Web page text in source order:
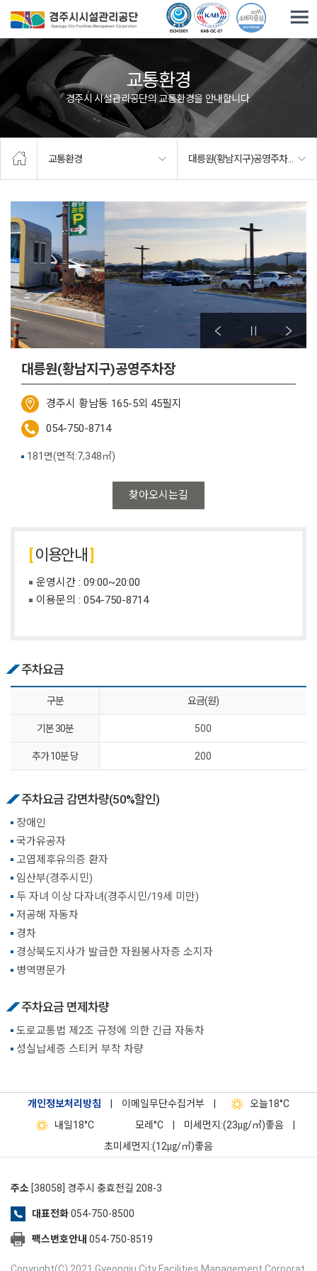
교통환경
경주시 시설관리공단의 교통환경을 안내합니다.
교통환경 대릉원(황남지구)공영주차장
대릉원(황남지구)공영주차장
경주시 황남동 165-5외 45필지
054-750-8714
찾아오시는길
181면(면적:7,348㎡)
이용안내
운영시간 : 09:00~20:00
이용문의 : 054-750-8714
주차요금
구분 요금(원)
기본 30분 500
추가 10분 당 200
주차요금 감면차량(50%할인)
장애인
국가유공자
고엽제후유의증 환자
임산부(경주시민)
두 자녀 이상 다자녀(경주시민/19세 미만)
저공해 자동차
경차
경상북도지사가 발급한 자원봉사자증 소지자
병역명문가
주차요금 면제차량
도로교통법 제2조 규정에 의한 긴급 자동차
성실납세증 스티커 부착 차량
개인정보처리방침 이메일무단수집거부 오늘18°C
내일18°C 모레 °C 미세먼지:(23㎍/㎥)좋음
초미세먼지:(12㎍/㎥)좋음
주소 [38058] 경주시 충효천길 208-3
대표전화054-750-8500
팩스번호안내 054-750-8519
Copyright(C) 2021 Gyeongju City Facilities Management Corporat